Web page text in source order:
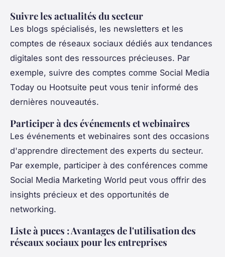
Suivre les actualités du secteur
Les blogs spécialisés, les newsletters et les
comptes de réseaux sociaux dédiés aux tendances
digitales sont des ressources précieuses. Par
exemple, suivre des comptes comme Social Media
Today ou Hootsuite peut vous tenir informé des
dernières nouveautés.
Participer à des événements et webinaires
Les événements et webinaires sont des occasions
d'apprendre directement des experts du secteur.
Par exemple, participer à des conférences comme
Social Media Marketing World peut vous offrir des
insights précieux et des opportunités de
networking.
Liste à puces : Avantages de l'utilisation des
réseaux sociaux pour les entreprises